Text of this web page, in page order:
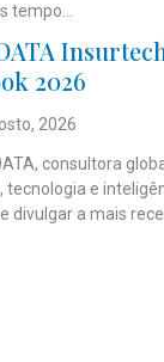
tempo...
2026
2026
consultora
tecnologia e
divulgar a mais